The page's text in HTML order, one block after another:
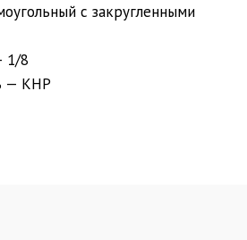
с закругленными
1/8
— КНР